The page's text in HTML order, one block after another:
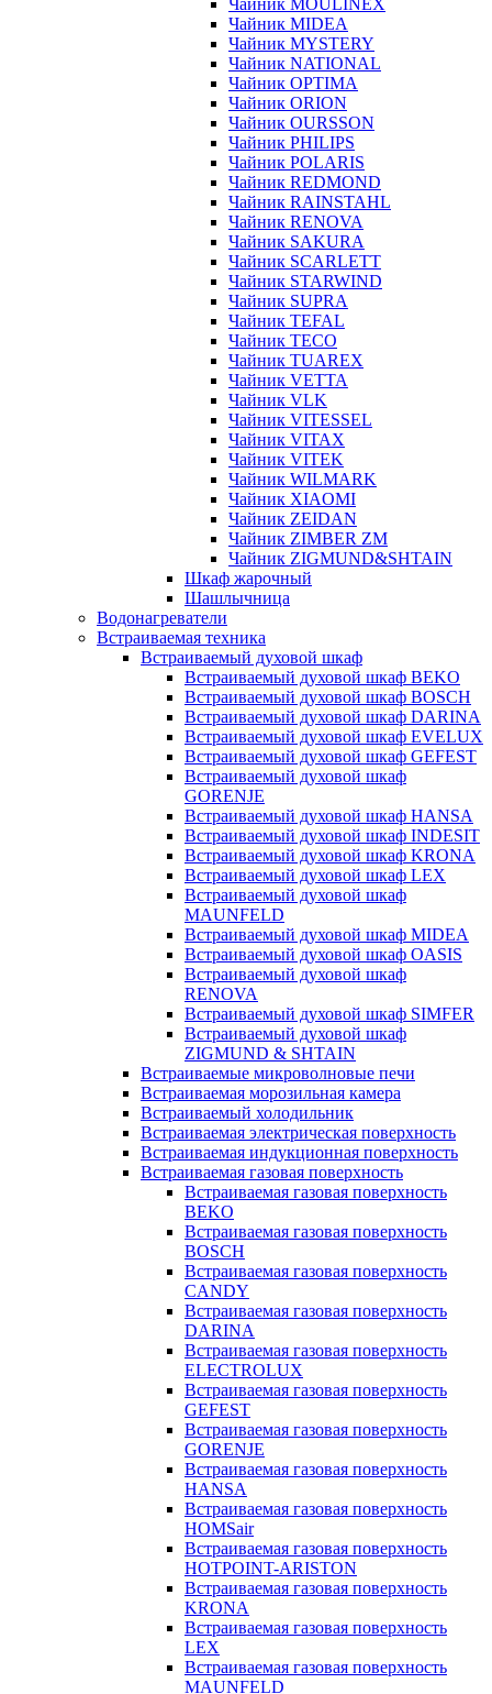
Чайник MOULINEX
Чайник MIDEA
Чайник MYSTERY
Чайник NATIONAL
Чайник OPTIMA
Чайник ORION
Чайник OURSSON
Чайник PHILIPS
Чайник POLARIS
Чайник REDMOND
Чайник RAINSTAHL
Чайник RENOVA
Чайник SAKURA
Чайник SCARLETT
Чайник STARWIND
Чайник SUPRA
Чайник TEFAL
Чайник TECO
Чайник TUAREX
Чайник VETTA
Чайник VLK
Чайник VITESSEL
Чайник VITAX
Чайник VITEK
Чайник WILMARK
Чайник XIAOMI
Чайник ZEIDAN
Чайник ZIMBER ZM
Чайник ZIGMUND&SHTAIN
Шкаф жарочный
Шашлычница
Водонагреватели
Встраиваемая техника
Встраиваемый духовой шкаф
Встраиваемый духовой шкаф BEKO
Встраиваемый духовой шкаф BOSCH
Встраиваемый духовой шкаф DARINA
Встраиваемый духовой шкаф EVELUX
Встраиваемый духовой шкаф GEFEST
Встраиваемый духовой шкаф
GORENJE
Встраиваемый духовой шкаф HANSA
Встраиваемый духовой шкаф INDESIT
Встраиваемый духовой шкаф KRONA
Встраиваемый духовой шкаф LEX
Встраиваемый духовой шкаф
MAUNFELD
Встраиваемый духовой шкаф MIDEA
Встраиваемый духовой шкаф OASIS
Встраиваемый духовой шкаф
RENOVA
Встраиваемый духовой шкаф SIMFER
Встраиваемый духовой шкаф
ZIGMUND & SHTAIN
Встраиваемые микроволновые печи
Встраиваемая морозильная камера
Встраиваемый холодильник
Встраиваемая электрическая поверхность
Встраиваемая индукционная поверхность
Встраиваемая газовая поверхность
Встраиваемая газовая поверхность
BEKO
Встраиваемая газовая поверхность
BOSCH
Встраиваемая газовая поверхность
CANDY
Встраиваемая газовая поверхность
DARINA
Встраиваемая газовая поверхность
ELECTROLUX
Встраиваемая газовая поверхность
GEFEST
Встраиваемая газовая поверхность
GORENJE
Встраиваемая газовая поверхность
HANSA
Встраиваемая газовая поверхность
HOMSair
Встраиваемая газовая поверхность
HOTPOINT-ARISTON
Встраиваемая газовая поверхность
KRONA
Встраиваемая газовая поверхность
LEX
Встраиваемая газовая поверхность
MAUNFELD